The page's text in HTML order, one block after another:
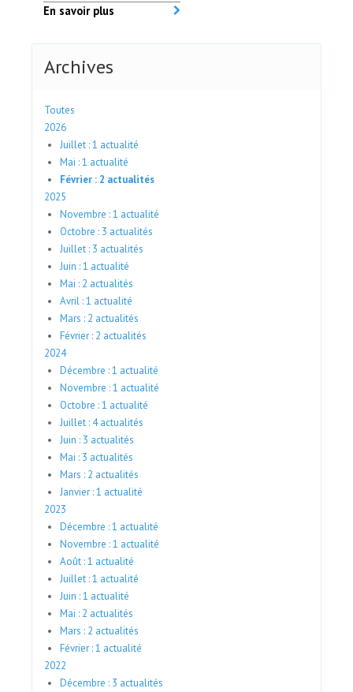
En savoir plus
Archives
Toutes
2026
Juillet : 1 actualité
Mai : 1 actualité
Février : 2 actualités
2025
Novembre : 1 actualité
Octobre : 3 actualités
Juillet : 3 actualités
Juin : 1 actualité
Mai : 2 actualités
Avril : 1 actualité
Mars : 2 actualités
Février : 2 actualités
2024
Décembre : 1 actualité
Novembre : 1 actualité
Octobre : 1 actualité
Juillet : 4 actualités
Juin : 3 actualités
Mai : 3 actualités
Mars : 2 actualités
Janvier : 1 actualité
2023
Décembre : 1 actualité
Novembre : 1 actualité
Août : 1 actualité
Juillet : 1 actualité
Juin : 1 actualité
Mai : 2 actualités
Mars : 2 actualités
Février : 1 actualité
2022
Décembre : 3 actualités